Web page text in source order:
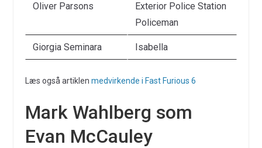
Oliver Parsons
Exterior Police Station
Policeman
Giorgia Seminara Isabella
Læs også artiklen medvirkende i Fast Furious 6
Mark Wahlberg som
Evan McCauley